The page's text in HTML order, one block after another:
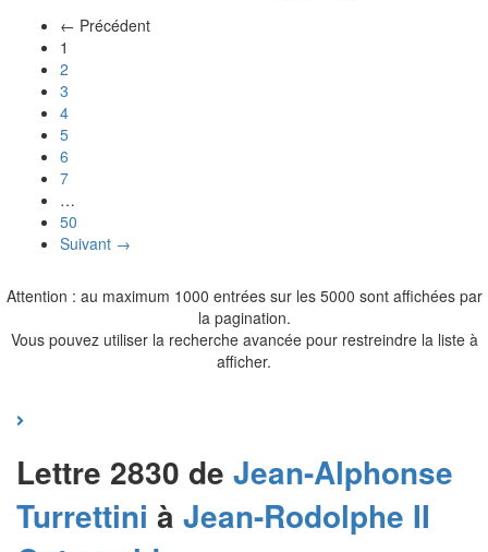
← Précédent
1
2
3
4
5
6
7
…
50
Suivant →
Attention : au maximum 1000 entrées sur les 5000 sont affichées par
la pagination.
Vous pouvez utiliser la recherche avancée pour restreindre la liste à
afficher.
Lettre 2830 de Jean-Alphonse
Turrettini à Jean-Rodolphe II